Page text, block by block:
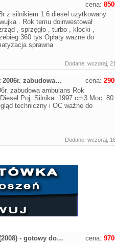
z silnikiem 1.6 diesel użytkowany
. Rok temu doinwestował
, sprzęgło , turbo , klocki ,
360 tys Opłaty ważne do
sprawna
cena:
Dodane: wczoraj,
3. Sprzedam Peugeot Expert 2006r. zabudowa ambulans
zabudowa ambulans Rok
Poj. Silnika: 1997 cm3 Moc: 80
techniczny i OC ważne do
cena:
Dodane: wczoraj,
4. Peugeot 207 1.4 Benzyna (2008) - gotowy do jazdy!
cena: